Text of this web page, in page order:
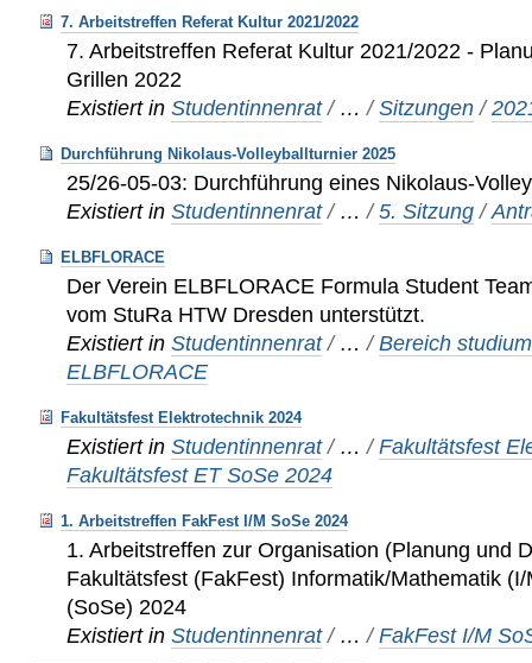
7. Arbeitstreffen Referat Kultur 2021/2022
7. Arbeitstreffen Referat Kultur 2021/2022 -
Grillen 2022
Existiert in Studentinnenrat / …/Sitzungen /
Durchführung Nikolaus-Volleyballturnier 2025
25/26-05-03: Durchführung eines Nikolaus-
Existiert in Studentinnenrat / …/5. Sitzung /
ELBFLORACE
Der Verein ELBFLORACE Formula Student
vom StuRa HTW Dresden unterstützt.
Existiert in Studentinnenrat / …/Bereich
ELBFLORACE
Fakultätsfest Elektrotechnik 2024
Existiert in Studentinnenrat / …/Fakultätsfest
Fakultätsfest ET SoSe 2024
1. Arbeitstreffen FakFest I/M SoSe 2024
1. Arbeitstreffen zur Organisation (Planung und
Fakultätsfest (FakFest) Informatik/Mathematik
(SoSe) 2024
Existiert in Studentinnenrat / …/FakFest I/M